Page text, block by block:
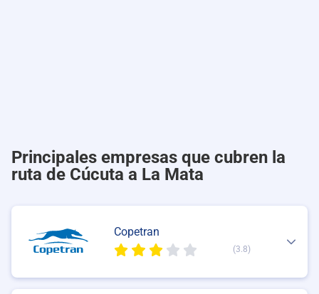
Principales empresas que cubren la
ruta de Cúcuta a La Mata
Copetran
(3.8)